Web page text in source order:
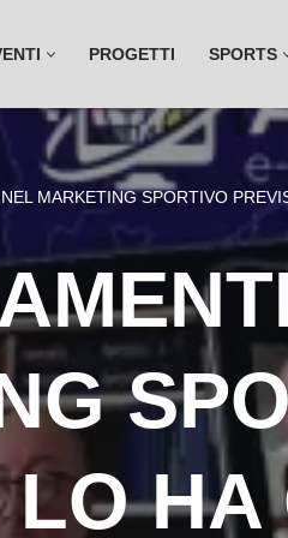
PROGETTI SPORTS
MARKETING SPORTIVO
HA